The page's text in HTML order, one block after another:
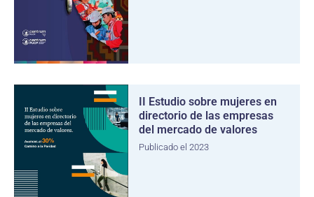
II Estudio sobre mujeres en
directorio de las empresas
del mercado de valores
Publicado el 2023